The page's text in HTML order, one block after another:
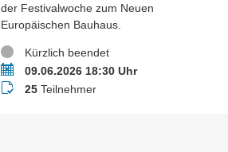
der Festivalwoche zum Neuen
Europäischen Bauhaus.
StatusKürzlich beendet
Termin09.06.2026 18:30 Uhr
Teilnehmer
25Teilnehmer